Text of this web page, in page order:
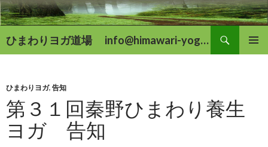
ひまわりヨガ道場 info@himawari-yoga.com
索
ン
ツ
へ
移
動
ひまわりヨガ, 告知
第３１回秦野ひまわり養生
ヨガ 告知